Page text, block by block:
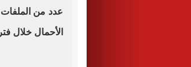
عدد من الملفات
الأحمال خلال